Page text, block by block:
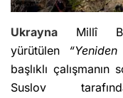
Ukrayna Millî
yürütülen
başlıklı çalışmanın
Suslov